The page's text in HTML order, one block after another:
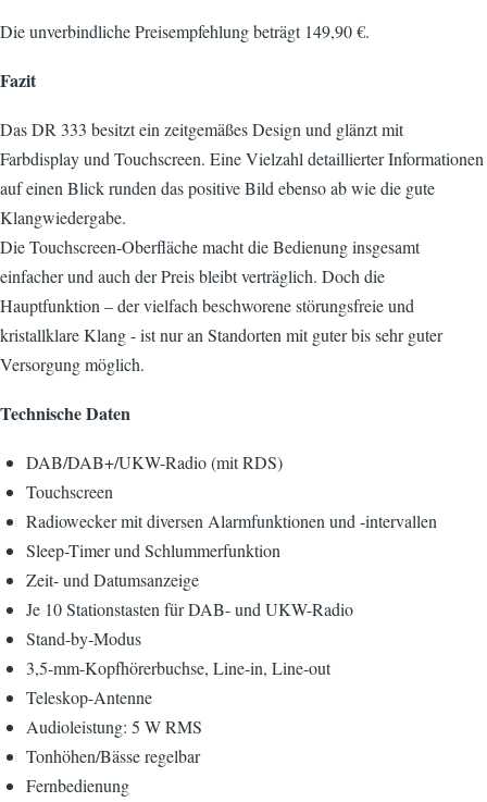
Die unverbindliche Preisempfehlung beträgt 149,90 €.
Fazit
Das DR 333 besitzt ein zeitgemäßes Design und glänzt mit
Farbdisplay und Touchscreen. Eine Vielzahl detaillierter Informationen
auf einen Blick runden das positive Bild ebenso ab wie die gute
Klangwiedergabe.
Die Touchscreen-Oberfläche macht die Bedienung insgesamt
einfacher und auch der Preis bleibt verträglich. Doch die
Hauptfunktion – der vielfach beschworene störungsfreie und
kristallklare Klang - ist nur an Standorten mit guter bis sehr guter
Versorgung möglich.
Technische Daten
DAB/DAB+/UKW-Radio (mit RDS)
Touchscreen
Radiowecker mit diversen Alarmfunktionen und -intervallen
Sleep-Timer und Schlummerfunktion
Zeit- und Datumsanzeige
Je 10 Stationstasten für DAB- und UKW-Radio
Stand-by-Modus
3,5-mm-Kopfhörerbuchse, Line-in, Line-out
Teleskop-Antenne
Audioleistung: 5 W RMS
Tonhöhen/Bässe regelbar
Fernbedienung